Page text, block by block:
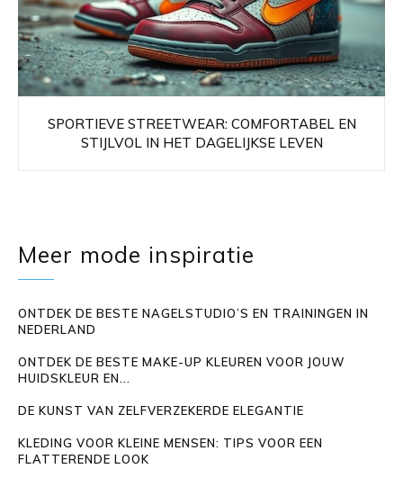
SPORTIEVE STREETWEAR: COMFORTABEL EN
STIJLVOL IN HET DAGELIJKSE LEVEN
Meer mode inspiratie
ONTDEK DE BESTE NAGELSTUDIO’S EN TRAININGEN IN
NEDERLAND
ONTDEK DE BESTE MAKE-UP KLEUREN VOOR JOUW
HUIDSKLEUR EN...
DE KUNST VAN ZELFVERZEKERDE ELEGANTIE
KLEDING VOOR KLEINE MENSEN: TIPS VOOR EEN
FLATTERENDE LOOK